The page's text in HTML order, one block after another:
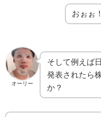
おぉぉ
オーリー
そして例えば
発表されたら
か？